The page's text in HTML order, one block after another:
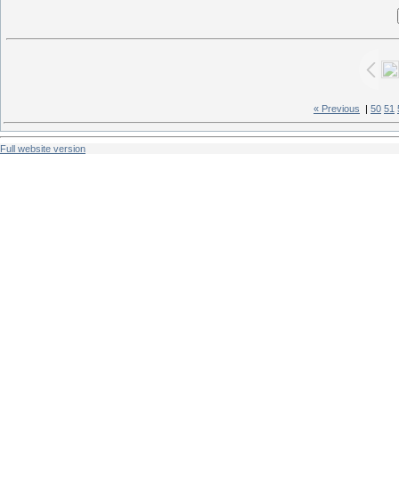
« Previous 50 51
Full website version